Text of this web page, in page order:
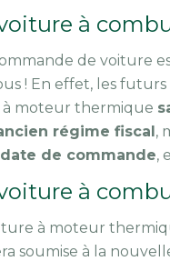
à
de voiture
! En effet, les
moteur thermique
régime fiscal,
date de commande,
à
à moteur
soumise à la